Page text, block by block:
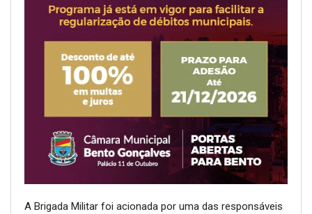
A Brigada Militar foi acionada por uma das responsáveis